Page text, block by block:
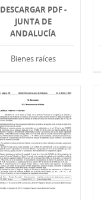
DESCARGAR PDF -
JUNTA DE
ANDALUCÍA
Bienes raíces